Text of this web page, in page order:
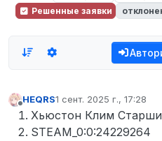
Решенные заявки
Не в сети
HEQRS1 сент. 2025 г., 17:28
отредактировано
Хьюстон Клим
STEAM_0:0:24229264